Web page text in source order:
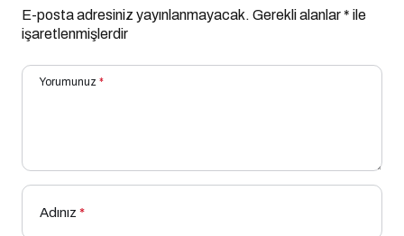
E-posta adresiniz yayınlanmayacak. Gerekli alanlar* ile
işaretlenmişlerdir
Yorumunuz *
Adınız *